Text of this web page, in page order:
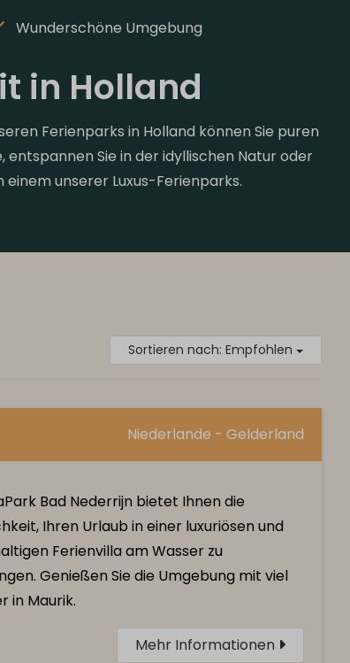
Wunderschöne Umgebung
in Holland
Ferienparks in Holland können Sie puren
entspannen Sie in der idyllischen Natur oder
unserer Luxus-Ferienparks.
Sortieren nach: Empfohlen
Niederlande - Gelderland
Bad Nederrijn bietet Ihnen die
Ihren Urlaub in einer luxuriösen und
Ferienvilla am Wasser zu
Genießen Sie die Umgebung mit viel
in Maurik.
Mehr Informationen